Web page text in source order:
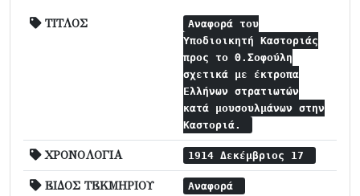
ΤΙΤΛΟΣ
Αναφορά του
Υποδιοικητή Καστοριάς
προς το Θ.Σοφούλη
σχετικά με έκτροπα
Ελλήνων στρατιωτών
κατά μουσουλμάνων στην
Καστοριά.
ΧΡΟΝΟΛΟΓΙΑ 1914 Δεκέμβριος 17
ΕΙΔΟΣ ΤΕΚΜΗΡΙΟΥ Αναφορά